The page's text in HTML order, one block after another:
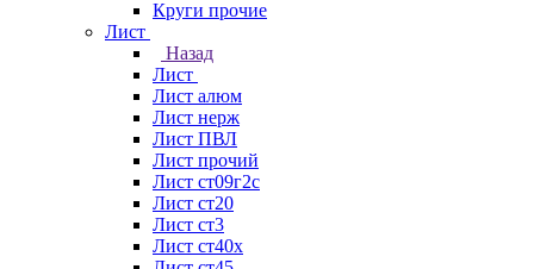
Круги прочие
Лист
Назад
Лист
Лист алюм
Лист нерж
Лист ПВЛ
Лист прочий
Лист ст09г2с
Лист ст20
Лист ст3
Лист ст40х